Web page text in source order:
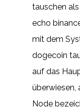
tauschen
echo
mit dem
dogecoin
auf das
überwiesen,
Node